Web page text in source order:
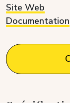
Site Web
Documentation